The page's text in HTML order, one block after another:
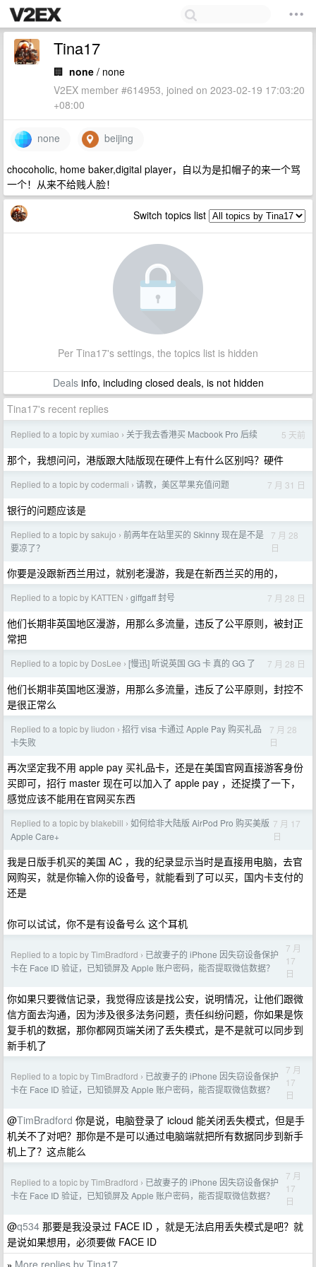
Tina17
🏢 none / none
V2EX member #614953, joined on 2023-02-19 17:03:20
+08:00
none beijing
chocoholic, home baker,digital player，自以为是扣帽子的来一个骂
一个！从来不给贱人脸！
Switch topics list
Per Tina17's settings, the topics list is hidden
Dealsinfo, including closed deals, is not hidden
Tina17's recent replies
Replied to a topic by xumiao › 关于我去香港买 Macbook Pro 后续 5 天前
那个，我想问问，港版跟大陆版现在硬件上有什么区别吗？硬件
Replied to a topic by codermali › 请教，美区苹果充值问题 7 月 31 日
银行的问题应该是
Replied to a topic by sakujo › 前两年在站里买的 Skinny 现在是不是
要凉了？
7 月 28
日
你要是没跟新西兰用过，就别老漫游，我是在新西兰买的用的，
Replied to a topic by KATTEN › giffgaff 封号 7 月 28 日
他们长期非英国地区漫游，用那么多流量，违反了公平原则，被封正
常把
Replied to a topic by DosLee › [慢迅] 听说英国 GG 卡 真的 GG 了 7 月 28 日
他们长期非英国地区漫游，用那么多流量，违反了公平原则，封控不
是很正常么
Replied to a topic by liudon › 招行 visa 卡通过 Apple Pay 购买礼品
卡失败
7 月 28
日
再次坚定我不用 apple pay 买礼品卡，还是在美国官网直接游客身份
买即可，招行 master 现在可以加入了 apple pay ，还捉摸了一下，
感觉应该不能用在官网买东西
Replied to a topic by blakebill › 如何给非大陆版 AirPod Pro 购买美版
Apple Care+
7 月 17
日
我是日版手机买的美国 AC ，我的纪录显示当时是直接用电脑，去官
网购买，就是你输入你的设备号，就能看到了可以买，国内卡支付的
还是
你可以试试，你不是有设备号么 这个耳机
Replied to a topic by TimBradford › 已故妻子的 iPhone 因失窃设备保护
卡在 Face ID 验证，已知锁屏及 Apple 账户密码，能否提取微信数据？
7 月
17
日
你如果只要微信记录，我觉得应该是找公安，说明情况，让他们跟微
信方面去沟通，因为涉及很多法务问题，责任纠纷问题，你如果是恢
复手机的数据，那你都网页端关闭了丢失模式，是不是就可以同步到
新手机了
Replied to a topic by TimBradford › 已故妻子的 iPhone 因失窃设备保护
卡在 Face ID 验证，已知锁屏及 Apple 账户密码，能否提取微信数据？
7 月
17
日
@TimBradford 你是说，电脑登录了 icloud 能关闭丢失模式，但是手
机关不了对吧？那你是不是可以通过电脑端就把所有数据同步到新手
机上了？这点能么
Replied to a topic by TimBradford › 已故妻子的 iPhone 因失窃设备保护
卡在 Face ID 验证，已知锁屏及 Apple 账户密码，能否提取微信数据？
7 月
17
日
@q534 那要是我没录过 FACE ID ，就是无法启用丢失模式是吧？就
是说如果想用，必须要做 FACE ID
More replies by Tina17